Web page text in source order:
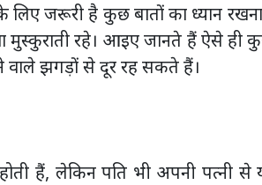
लिए जरूरी है कुछ बातों का ध्यान
रहे। आइए जानते हैं ऐसे ही
झगड़ों से दूर रह सकते हैं।
हैं, लेकिन पति भी अपनी पत्नी से